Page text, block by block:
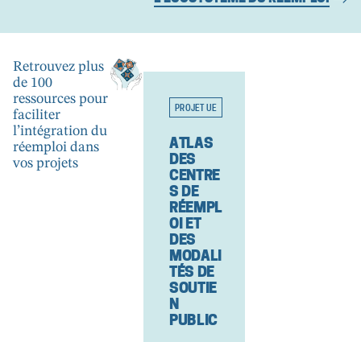
Retrouvez plus
de 100
ressources pour
faciliter
l’intégration du
réemploi dans
vos projets
PROJET UE
ATLAS
DES
CENTRE
S DE
RÉEMPL
OI ET
DES
MODALI
TÉS DE
SOUTIE
N
PUBLIC